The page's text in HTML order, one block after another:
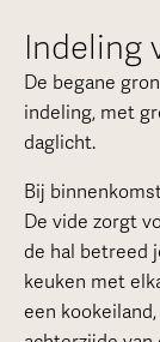
Indeling
De begane
indeling, met
daglicht.
Bij
De vide zorgt
de hal betreed
keuken met
een